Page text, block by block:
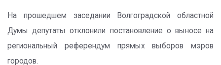
На прошедшем заседании Волгоградской областной
Думы депутаты отклонили постановление о выносе на
региональный референдум прямых выборов мэров
городов.